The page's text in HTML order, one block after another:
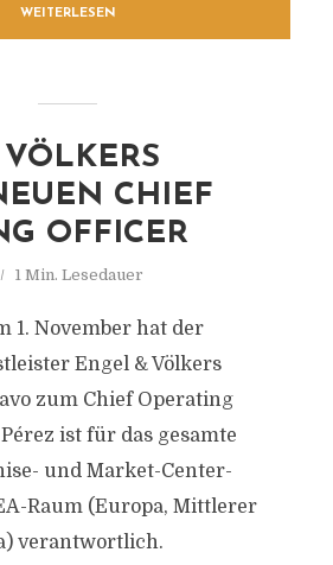
WEITERLESEN
CHIEF
OFFICER
1 Min. Lesedauer
1. November hat der
Engel & Völkers
zum Chief Operating
ist für das gesamte
und Market-Center-
Raum (Europa, Mittlerer
verantwortlich.